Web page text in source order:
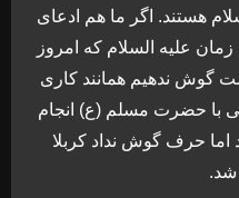
هستند. اگر ما هم ادعای
علیه السلام که امروز
گوش ندهیم همانند کاری
با حضرت مسلم (ع) انجام
اما حرف گوش نداد کربلا